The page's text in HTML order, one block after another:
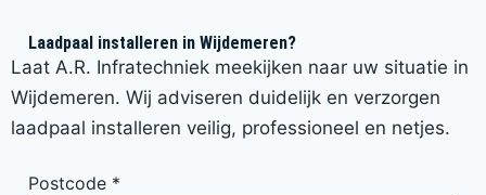
Laadpaal installeren in Wijdemeren?
Laat A.R. Infratechniek meekijken naar uw situatie in
Wijdemeren. Wij adviseren duidelijk en verzorgen
laadpaal installeren veilig, professioneel en netjes.
Postcode *